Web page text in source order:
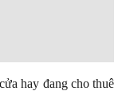
hay đang cho thuê